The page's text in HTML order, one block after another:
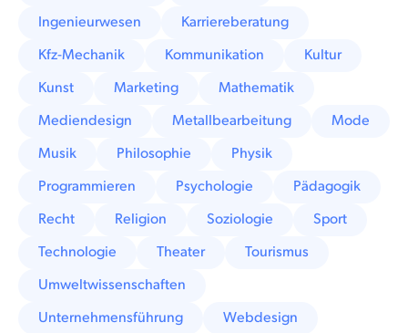
Ingenieurwesen
Karriereberatung
Kfz-Mechanik
Kommunikation
Kultur
Kunst
Marketing
Mathematik
Mediendesign
Metallbearbeitung
Mode
Musik
Philosophie
Physik
Programmieren
Psychologie
Pädagogik
Recht
Religion Soziologie
Sport
Technologie
Theater
Tourismus
Umweltwissenschaften
Unternehmensführung
Webdesign